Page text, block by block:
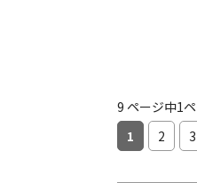
9 ページ中1
1
2 3